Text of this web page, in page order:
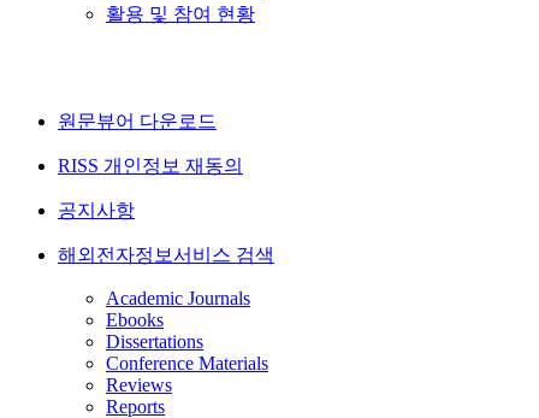
활용 및 참여 현황
원문뷰어 다운로드
RISS 개인정보 재동의
공지사항
해외전자정보서비스 검색
Academic Journals
Ebooks
Dissertations
Conference Materials
Reviews
Reports